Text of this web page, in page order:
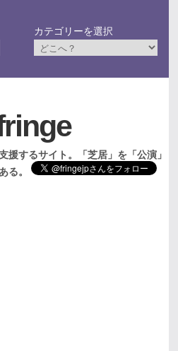
カテゴリーを選択
援するサイト。「芝居」を「公演」
る。